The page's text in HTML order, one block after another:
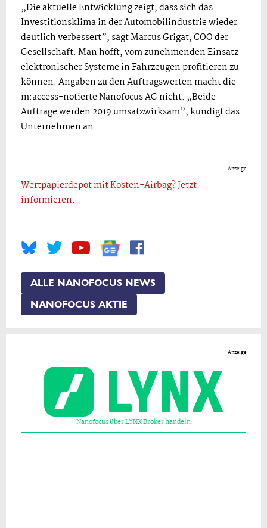
„Die aktuelle Entwicklung zeigt, dass sich das
Investitionsklima in der Automobilindustrie wieder
deutlich verbessert”, sagt Marcus Grigat, COO der
Gesellschaft. Man hofft, vom zunehmenden Einsatz
elektronischer Systeme in Fahrzeugen profitieren zu
können. Angaben zu den Auftragswerten macht die
m:access-notierte Nanofocus AG nicht. „Beide
Aufträge werden 2019 umsatzwirksam”, kündigt das
Unternehmen an.
Anzeige
Wertpapierdepot mit Kosten-Airbag? Jetzt
informieren.
ALLE NANOFOCUS NEWS
NANOFOCUS AKTIE
Anzeige
Nanofocus über LYNX Broker handeln